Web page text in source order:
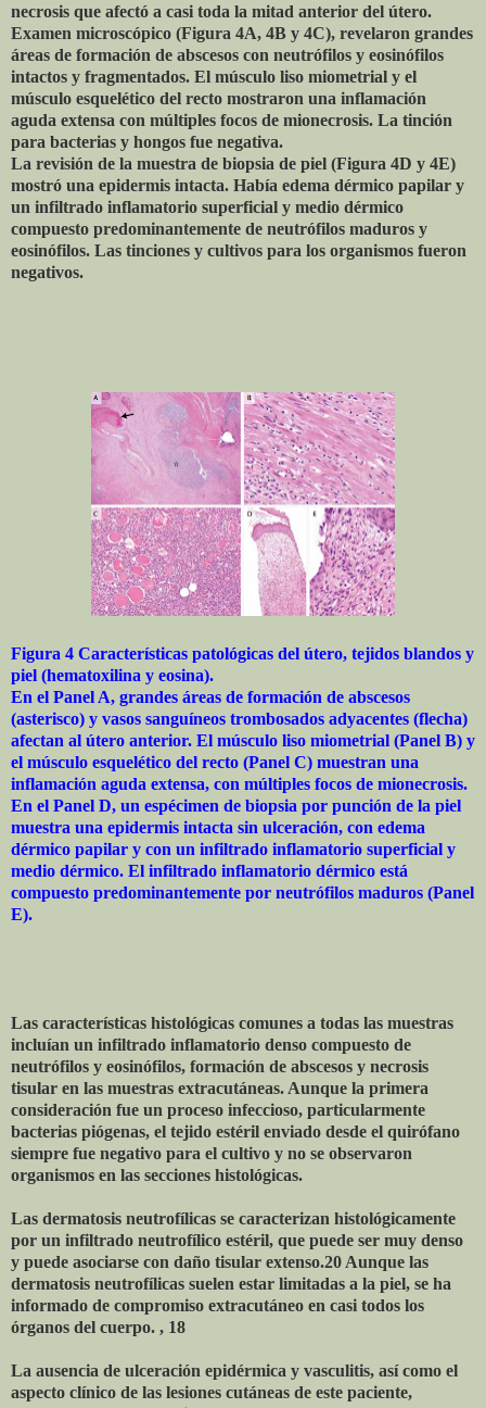
necrosis que afectó a casi toda la mitad anterior del útero.
Examen microscópico (Figura 4A, 4B y 4C), revelaron grandes
áreas de formación de abscesos con neutrófilos y eosinófilos
intactos y fragmentados. El músculo liso miometrial y el
músculo esquelético del recto mostraron una inflamación
aguda extensa con múltiples focos de mionecrosis. La tinción
para bacterias y hongos fue negativa.
La revisión de la muestra de biopsia de piel (Figura 4D y 4E)
mostró una epidermis intacta. Había edema dérmico papilar y
un infiltrado inflamatorio superficial y medio dérmico
compuesto predominantemente de neutrófilos maduros y
eosinófilos. Las tinciones y cultivos para los organismos fueron
negativos.
Figura 4 Características patológicas del útero, tejidos blandos y
piel (hematoxilina y eosina).
En el Panel A, grandes áreas de formación de abscesos
(asterisco) y vasos sanguíneos trombosados ​​adyacentes (flecha)
afectan al útero anterior. El músculo liso miometrial (Panel B) y
el músculo esquelético del recto (Panel C) muestran una
inflamación aguda extensa, con múltiples focos de mionecrosis.
En el Panel D, un espécimen de biopsia por punción de la piel
muestra una epidermis intacta sin ulceración, con edema
dérmico papilar y con un infiltrado inflamatorio superficial y
medio dérmico. El infiltrado inflamatorio dérmico está
compuesto predominantemente por neutrófilos maduros (Panel
E).
Las características histológicas comunes a todas las muestras
incluían un infiltrado inflamatorio denso compuesto de
neutrófilos y eosinófilos, formación de abscesos y necrosis
tisular en las muestras extracutáneas. Aunque la primera
consideración fue un proceso infeccioso, particularmente
bacterias piógenas, el tejido estéril enviado desde el quirófano
siempre fue negativo para el cultivo y no se observaron
organismos en las secciones histológicas.
Las dermatosis neutrofílicas se caracterizan histológicamente
por un infiltrado neutrofílico estéril, que puede ser muy denso
y puede asociarse con daño tisular extenso.20 Aunque las
dermatosis neutrofílicas suelen estar limitadas a la piel, se ha
informado de compromiso extracutáneo en casi todos los
órganos del cuerpo. , 18
La ausencia de ulceración epidérmica y vasculitis, así como el
aspecto clínico de las lesiones cutáneas de este paciente,